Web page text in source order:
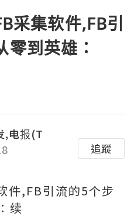
采集软件,FB引
零到英雄：
,电报(T
追蹤
件,FB引流的5个步
续